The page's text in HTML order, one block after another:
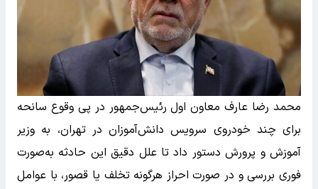
محمد رضا عارف معاون اول رئیس‌جمهور در پی وقوع سانحه
برای چند خودروی سرویس دانش‌آموزان در تهران، به وزیر
آموزش و پرورش دستور داد تا علل دقیق این حادثه به‌صورت
فوری بررسی و در صورت احراز هرگونه تخلف یا قصور، با عوامل